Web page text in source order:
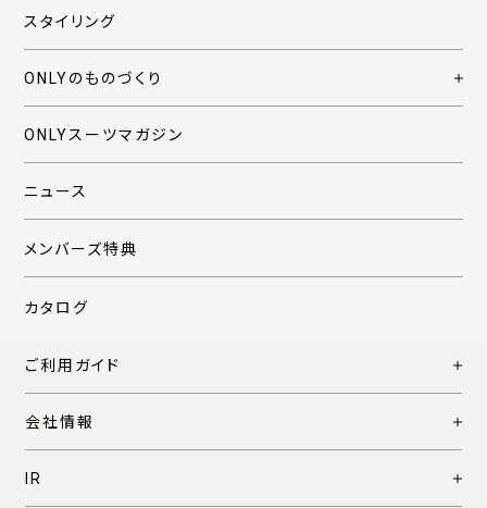
スタイリング
ONLYのものづくり
ONLYスーツマガジン
ニュース
メンバーズ特典
カタログ
ご利用ガイド
会社情報
IR